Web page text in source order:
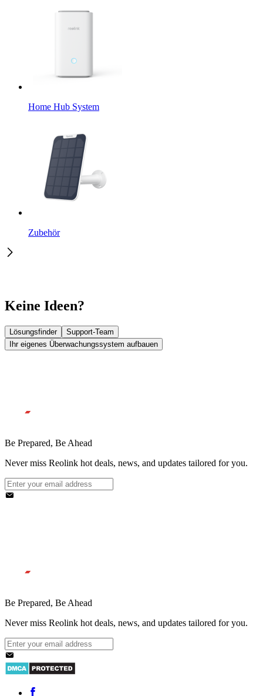
Home Hub System
Zubehör
Keine Ideen?
Lösungsfinder
Support-Team
Ihr eigenes Überwachungssystem aufbauen
Be Prepared, Be Ahead
Never miss Reolink hot deals, news, and updates tailored for you.
Be Prepared, Be Ahead
Never miss Reolink hot deals, news, and updates tailored for you.